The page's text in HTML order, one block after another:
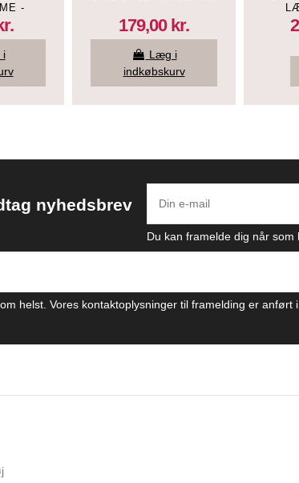
-
- 200
i
179,00 kr.
Læg i
indkøbskurv
nyhedsbrev
Du kan framelde dig når
helst. Vores kontaktoplysninger til framelding er anført